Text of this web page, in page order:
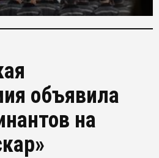
объявила
на